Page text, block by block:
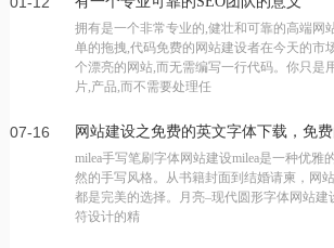
拥有是一个非常专业的,健壮和可靠的高端网
单的拖拽,代码免费的网站建设者在今天的市
个漂亮的网站,而无需编写一行代码。你只是
片,产品,而不需要处理任
07-16
网站建设之免费的英文字体下载，免
有哪些比价好看的
milea手写笔刷字体网站建设milea是一种优雅
然的手写风格。从书籍封面到结婚请柬，网
都是完美的选择。月亮–现代圆形字体网站建
符设计的精